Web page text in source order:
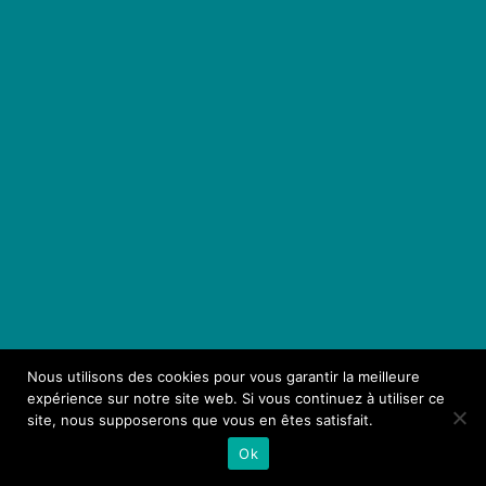
Nous utilisons des cookies pour vous garantir la meilleure
expérience sur notre site web. Si vous continuez à utiliser ce
site, nous supposerons que vous en êtes satisfait.
Ok